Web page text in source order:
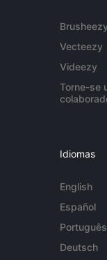
Brusheezy
Vecteezy
Videezy
Torne-se
Idiomas
English
Español
Português
Deutsch